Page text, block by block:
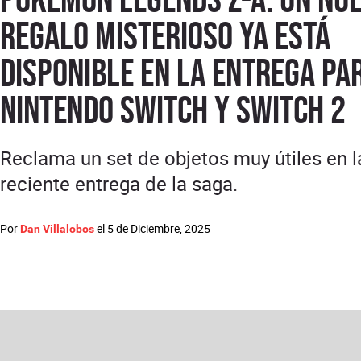
regalo misterioso ya está
disponible en la entrega
Nintendo Switch y Switch 2
Por Dan Villalobosel 5 de Diciembre, 2025
Reclama un set de objetos muy útiles en
reciente entrega de la saga.